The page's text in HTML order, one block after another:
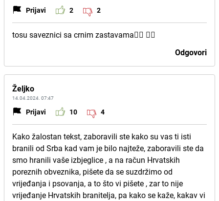
Prijavi 2 2
tosu saveznici sa crnim zastavama🏴‍☠️ 🏴‍☠️
Odgovori
Željko
14.04.2024. 07:47
Prijavi 10 4
Kako žalostan tekst, zaboravili ste kako su vas ti isti
branili od Srba kad vam je bilo najteže, zaboravili ste da
smo hranili vaše izbjeglice , a na račun Hrvatskih
poreznih obveznika, pišete da se suzdržimo od
vrijeđanja i psovanja, a to što vi pišete , zar to nije
vrijeđanje Hrvatskih branitelja, pa kako se kaže, kakav vi